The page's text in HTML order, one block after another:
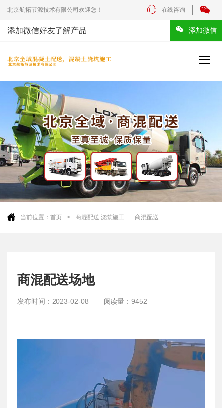
北京航拓节源技术有限公司欢迎您！ 在线咨询
添加微信好友了解产品 添加微信
当前位置： 首页 商混配送.浇筑施工 商混配送
商混配送场地
发布时间： 2023-02-08 阅读量： 9452